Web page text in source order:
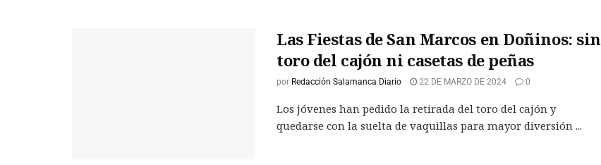
Las Fiestas de San Marcos en Doñinos: sin
toro del cajón ni casetas de peñas
por Redacción Salamanca Diario 22 DE MARZO DE 2024 0
Los jóvenes han pedido la retirada del toro del cajón y
quedarse con la suelta de vaquillas para mayor diversión ...